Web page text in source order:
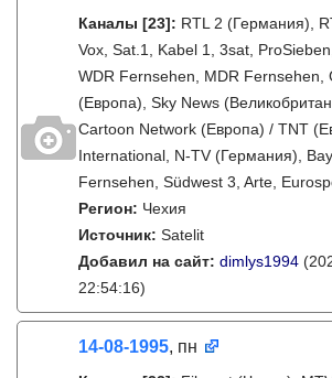
Каналы [23]: RTL 2 (Германия),
Vox, Sat.1, Kabel 1, 3sat,
WDR Fernsehen, MDR Fernsehen,
(Европа), Sky News
Cartoon Network (Европа) / TNT
International, N-TV (Германия),
Fernsehen, Südwest 3, Arte,
Регион: Чехия
Источник: Satelit
Добавил на сайт: dimlys1994
22:54:16)
14-08-1995, пн